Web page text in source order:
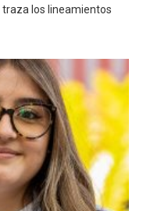
los lineamientos